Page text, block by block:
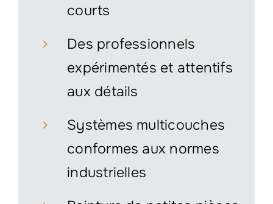
courts
Des professionnels
expérimentés et attentifs
aux détails
Systèmes multicouches
conformes aux normes
industrielles